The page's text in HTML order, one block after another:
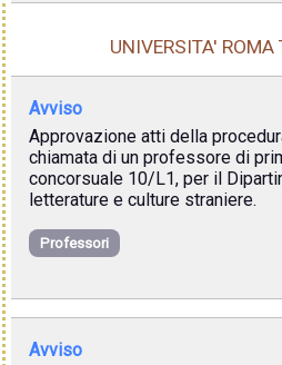
UNIVERSITA' ROMA
Avviso
Approvazione atti della
chiamata di un professore di
concorsuale 10/L1, per il
letterature e culture straniere.
Professori
Avviso